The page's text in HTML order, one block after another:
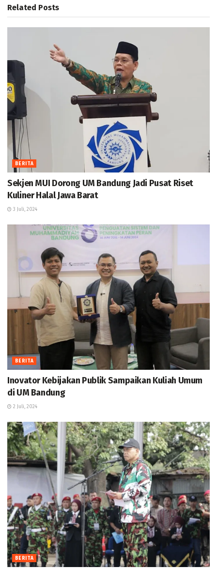
Related Posts
BERITA
Sekjen MUI Dorong UM Bandung Jadi Pusat Riset
Kuliner Halal Jawa Barat
3 Juli, 2024
BERITA
Inovator Kebijakan Publik Sampaikan Kuliah Umum
di UM Bandung
2 Juli, 2024
BERITA